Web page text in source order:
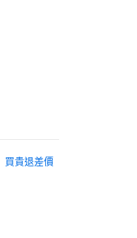
買貴退差價